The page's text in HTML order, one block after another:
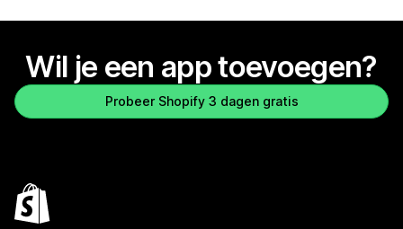
Wil je een app toevoegen?
Probeer Shopify 3 dagen gratis